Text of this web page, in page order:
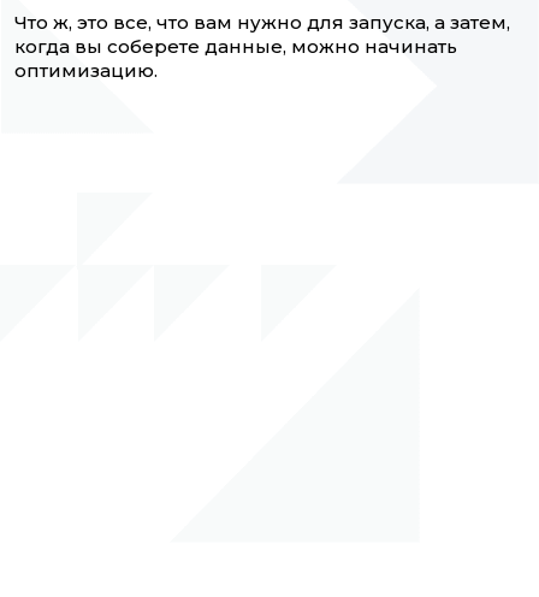
Что ж, это все, что вам нужно для запуска, а затем,
когда вы соберете данные, можно начинать
оптимизацию.